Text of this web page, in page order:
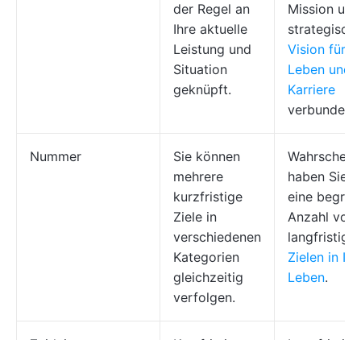
der Regel an
Ihre aktuelle
Leistung und
Situation
geknüpft.
Mission
Vision für
Leben und
Karriere
verbunden.
Nummer
Sie können
mehrere
kurzfristige
Ziele in
verschiedenen
Kategorien
gleichzeitig
verfolgen.
haben Sie
eine
Anzahl von
Zielen in
Leben.